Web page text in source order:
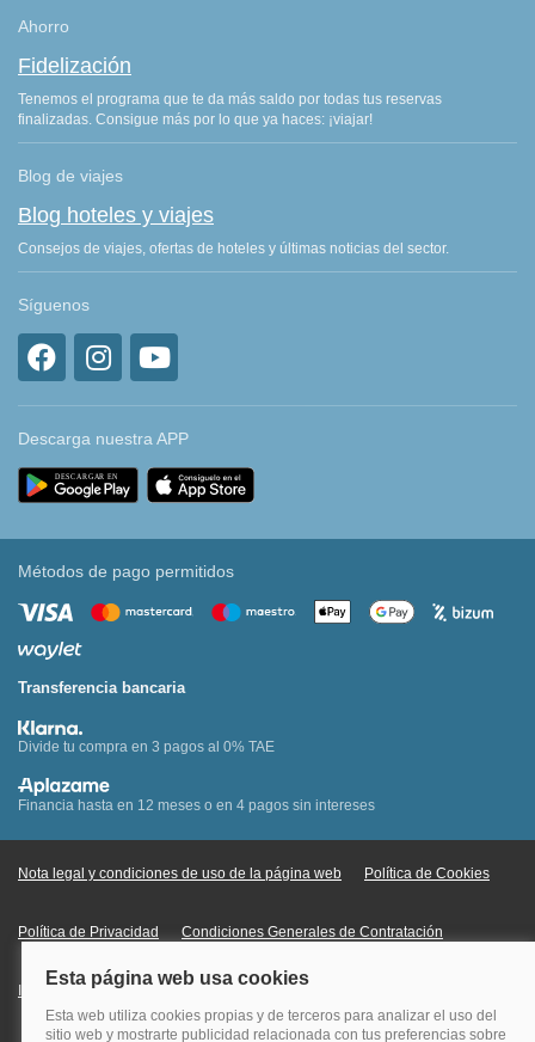
Ahorro
Fidelización
Tenemos el programa que te da más saldo por todas tus reservas
finalizadas. Consigue más por lo que ya haces: ¡viajar!
Blog de viajes
Blog hoteles y viajes
Consejos de viajes, ofertas de hoteles y últimas noticias del sector.
Síguenos
Descarga nuestra APP
Métodos de pago permitidos
Transferencia bancaria
Divide tu compra en 3 pagos al 0% TAE
Financia hasta en 12 meses o en 4 pagos sin intereses
Nota legal y condiciones de uso de la página web Política de Cookies
Política de Privacidad Condiciones Generales de Contratación
Información Legal sobre Mercados en Línea